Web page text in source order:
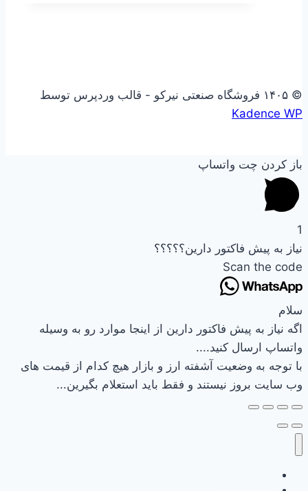
© ۱۴۰۵ فروشگاه صنعتی نیرکو - قالب وردپرس توسط
Kadence WP
باز کردن چت واتساپ
1
نیاز به پیش فاکتور دارین؟؟؟؟؟
Scan the code
سلام
اگه نیاز به پیش فاکتور دارین از اینجا موارد رو به وسیله
واتساپ ارسال کنید....
با توجه به وضعیت آشفته ارز و بازار هیچ کدام از قیمت های
وب سایت بروز نیستند و فقط باید استعلام بگیرین...